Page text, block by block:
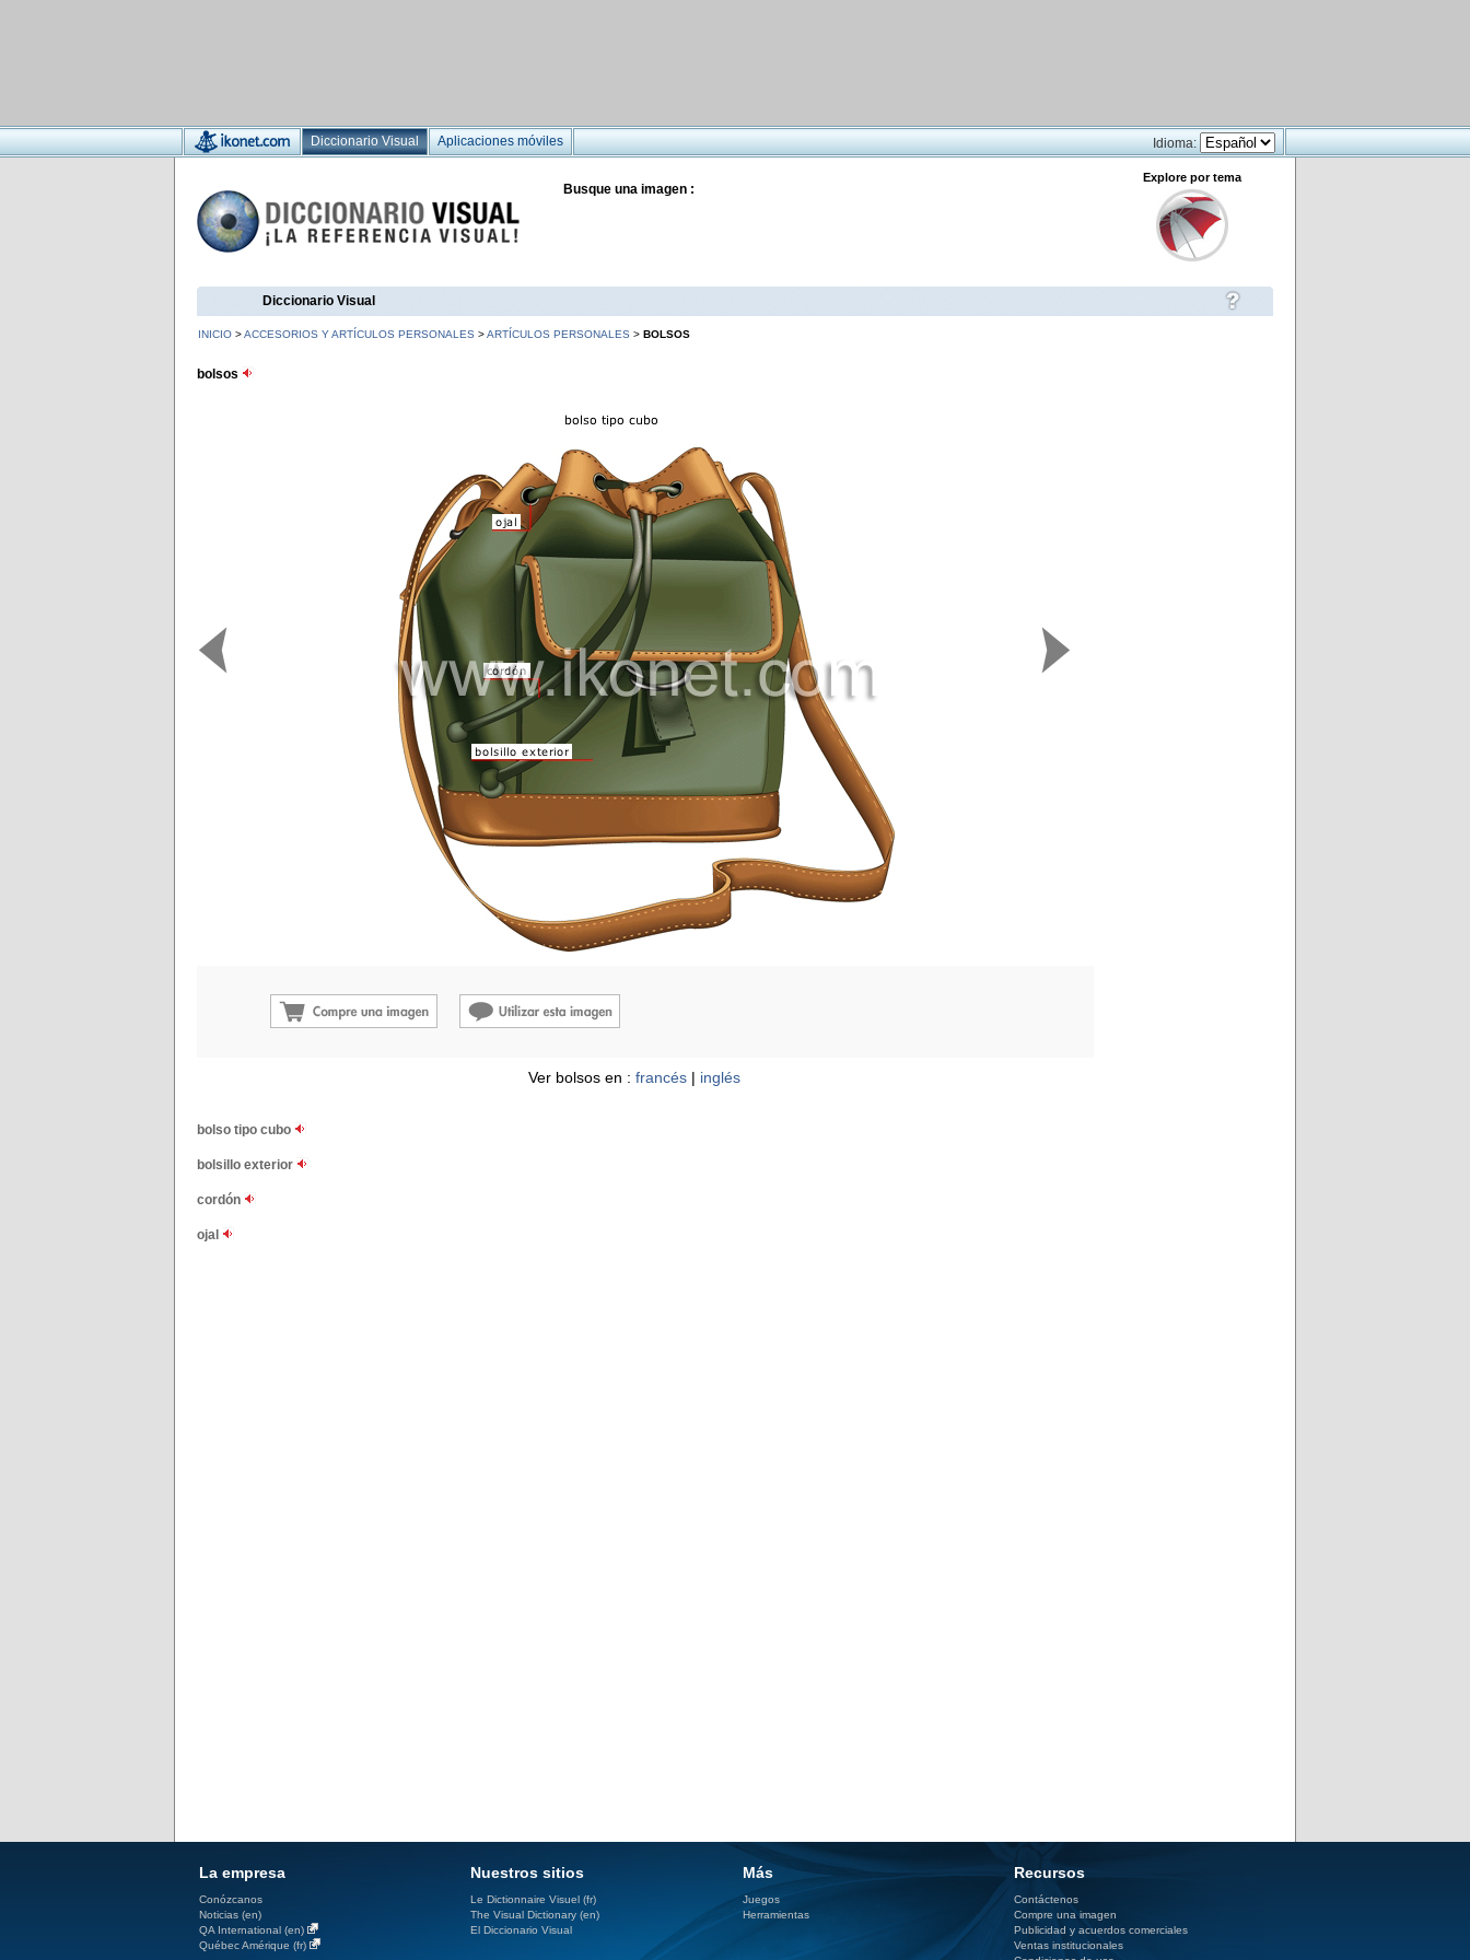
Diccionario Visual Aplicaciones móviles Idioma:
Busque una imagen :
Explore por tema
Diccionario Visual
INICIO >ACCESORIOS Y ARTÍCULOS PERSONALES >ARTÍCULOS PERSONALES > BOLSOS
bolsos
Ver bolsos en : francés | inglés
bolso tipo cubo
bolsillo exterior
cordón
ojal
La empresa
Conózcanos
Noticias (en)
QA International (en)
Québec Amérique (fr)
Nuestros sitios
Le Dictionnaire Visuel (fr)
The Visual Dictionary (en)
El Diccionario Visual
Más
Juegos
Herramientas
Recursos
Contáctenos
Compre una imagen
Publicidad y acuerdos comerciales
Ventas institucionales